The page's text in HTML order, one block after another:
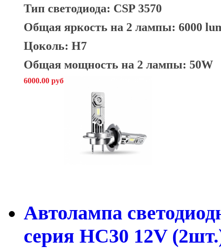
Тип светодиода: CSP 3570
Общая яркость на 2 лампы: 6000
Цоколь: H7
Общая мощность на 2 лампы: 50W
6000.00 руб
Автолампа
серия HC30 12V